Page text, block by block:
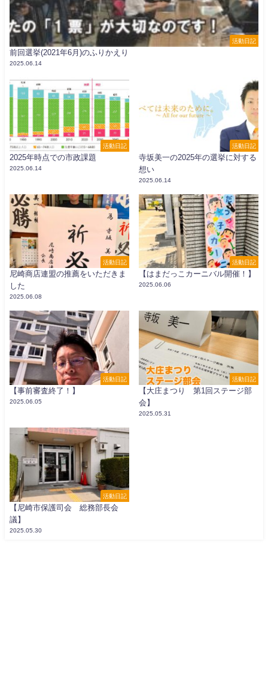
活動日記
前回選挙(2021年6月)のふりかえり
2025.06.14
活動日記
2025年時点での市政課題
2025.06.14
活動日記
寺坂美一の2025年の選挙に対する
想い
2025.06.14
活動日記
尼崎商店連盟の推薦をいただきま
した
2025.06.08
活動日記
【はまだっこカーニバル開催！】
2025.06.06
活動日記
【事前審査終了！】
2025.06.05
活動日記
【大庄まつり 第1回ステージ部
会】
2025.05.31
活動日記
【尼崎市保護司会 総務部長会
議】
2025.05.30